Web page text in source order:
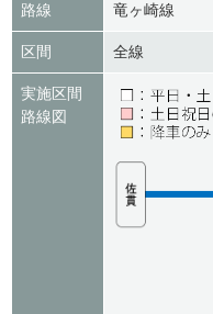
路線 竜ヶ崎線
区間 全線
実施区間
路線図